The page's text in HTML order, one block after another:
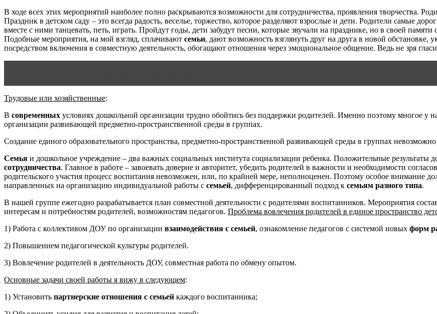
В ходе всех этих мероприятий наиболее полно раскрываются возможности для сотрудничества, проявления творчества.
Праздник в детском саду – это всегда радость, веселье, торжество, которое разделяют взрослые и дети. Родители самые
вместе с ними танцевать, петь, играть. Пройдут годы, дети забудут песни, которые звучали на празднике, но в своей
Подобные мероприятия, на мой взгляд, сплачивают семьи, дают возможность взглянуть друг на друга в новой обстановке,
посредством включения в совместную деятельность, обогащают отношения через эмоциональное общение. Ведь не зря
Трудовые или хозяйственные:
В современных условиях дошкольной организации трудно обойтись без поддержки родителей. Именно поэтому многое
организации развивающей предметно-пространственной среды в группах.
Создание единого образовательного пространства, предметно-пространственной развивающей среды в группах невозможно
Семья и дошкольное учреждение – два важных социальных института социализации ребенка. Положительные результаты
сотрудничества. Главное в работе – завоевать доверие и авторитет, убедить родителей в важности и необходимости
родительского участия процесс воспитания невозможен, или, по крайней мере, неполноценен. Поэтому особое внимание
направленных на организацию индивидуальной работы с семьей, дифференцированный подход к семьям разного типа.
В нашей группе ежегодно разрабатывается план совместной деятельности с родителями воспитанников. Мероприятия
интересам и потребностям родителей, возможностям педагогов. Проблема вовлечения родителей в единое пространство
1) Работа с коллективом ДОУ по организации взаимодействия с семьей, ознакомление педагогов с системой новых форм
2) Повышением педагогической культуры родителей.
3) Вовлечение родителей в деятельность ДОУ, совместная работа по обмену опытом.
Основные задачи своей работы я вижу в следующем:
1) Установить партнерские отношения с семьей каждого воспитанника;